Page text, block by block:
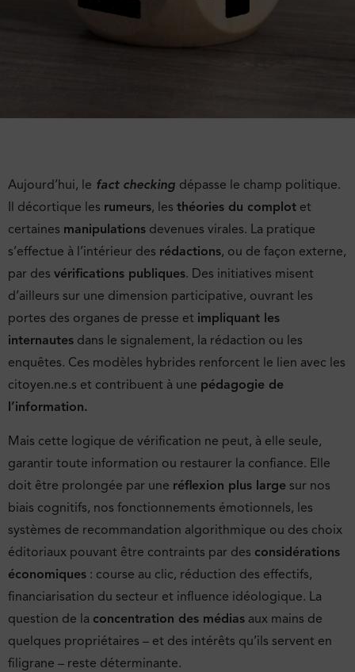
Aujourd’hui, le fact checking dépasse le champ politique.
Il décortique les rumeurs, les théories du complot et
certaines manipulations devenues virales. La pratique
s’effectue à l’intérieur des rédactions, ou de façon externe,
par des vérifications publiques. Des initiatives misent
d’ailleurs sur une dimension participative, ouvrant les
portes des organes de presse et impliquant les
internautes dans le signalement, la rédaction ou les
enquêtes. Ces modèles hybrides renforcent le lien avec les
citoyen.ne.s et contribuent à une pédagogie de
l’information.
Mais cette logique de vérification ne peut, à elle seule,
garantir toute information ou restaurer la confiance. Elle
doit être prolongée par une réflexion plus large sur nos
biais cognitifs, nos fonctionnements émotionnels, les
systèmes de recommandation algorithmique ou des choix
éditoriaux pouvant être contraints par des considérations
économiques : course au clic, réduction des effectifs,
financiarisation du secteur et influence idéologique. La
question de la concentration des médias aux mains de
quelques propriétaires – et des intérêts qu’ils servent en
filigrane – reste déterminante.